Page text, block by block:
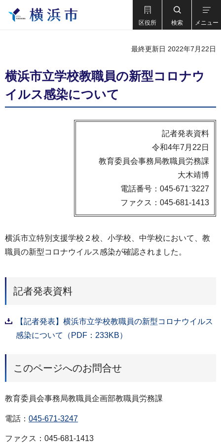
区役所 検索 メニュー
最終更新日 2022年7月22日
横浜市立学校教職員の新型コロナウ
イルス感染について
記者発表資料
令和4年7月22日
教育委員会事務局教職員労務課
大木靖博
電話番号：045-671⁻3227
ファクス：045-681-1413
横浜市立特別支援学校２校、小学校、中学校において、教
職員の新型コロナウイルス感染が確認されました。
記者発表資料
【記者発表】横浜市立学校教職員の新型コロナウイルス
感染について（PDF：233KB）
このページへのお問合せ
教育委員会事務局教職員企画部教職員労務課
電話： 045-671-3247
ファクス：045-681-1413